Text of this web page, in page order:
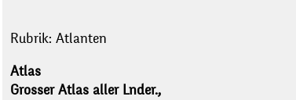
Rubrik: Atlanten
Atlas
Grosser Atlas aller Lnder.,